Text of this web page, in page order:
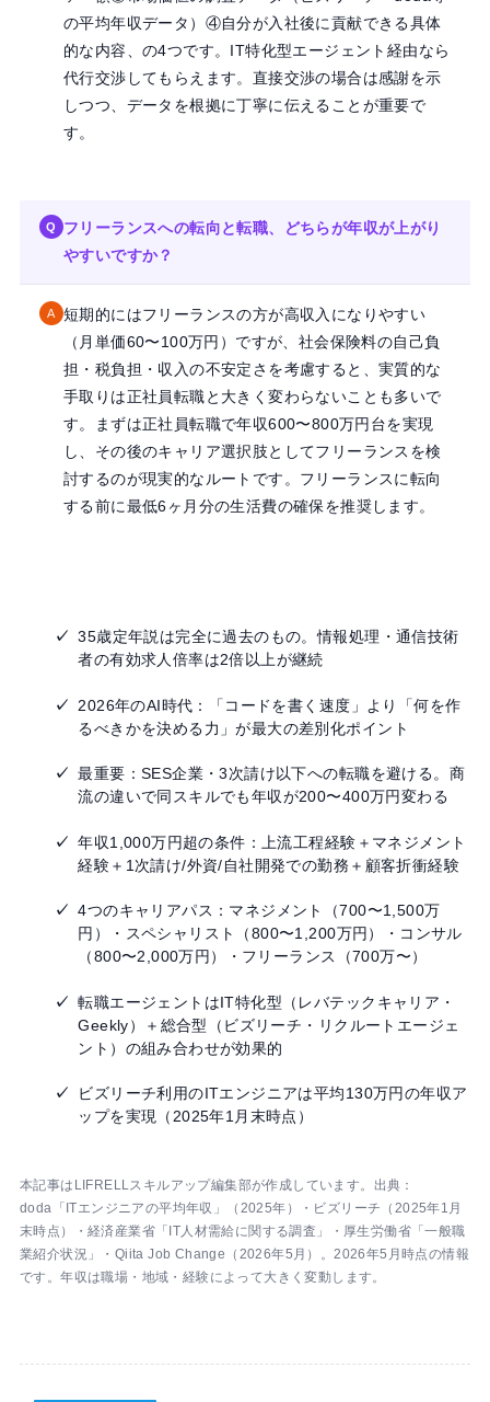
の平均年収データ）④自分が入社後に貢献できる具体
的な内容、の4つです。IT特化型エージェント経由なら
代行交渉してもらえます。直接交渉の場合は感謝を示
しつつ、データを根拠に丁寧に伝えることが重要で
す。
Q
フリーランスへの転向と転職、どちらが年収が上がり
やすいですか？
A
短期的にはフリーランスの方が高収入になりやすい
（月単価60〜100万円）ですが、社会保険料の自己負
担・税負担・収入の不安定さを考慮すると、実質的な
手取りは正社員転職と大きく変わらないことも多いで
す。まずは正社員転職で年収600〜800万円台を実現
し、その後のキャリア選択肢としてフリーランスを検
討するのが現実的なルートです。フリーランスに転向
する前に最低6ヶ月分の生活費の確保を推奨します。
35歳定年説は完全に過去のもの。情報処理・通信技術
者の有効求人倍率は2倍以上が継続
2026年のAI時代：「コードを書く速度」より「何を作
るべきかを決める力」が最大の差別化ポイント
最重要：SES企業・3次請け以下への転職を避ける。商
流の違いで同スキルでも年収が200〜400万円変わる
年収1,000万円超の条件：上流工程経験＋マネジメント
経験＋1次請け/外資/自社開発での勤務＋顧客折衝経験
4つのキャリアパス：マネジメント（700〜1,500万
円）・スペシャリスト（800〜1,200万円）・コンサル
（800〜2,000万円）・フリーランス（700万〜）
転職エージェントはIT特化型（レバテックキャリア・
Geekly）＋総合型（ビズリーチ・リクルートエージェ
ント）の組み合わせが効果的
ビズリーチ利用のITエンジニアは平均130万円の年収ア
ップを実現（2025年1月末時点）
本記事はLIFRELLスキルアップ編集部が作成しています。出典：
doda「ITエンジニアの平均年収」（2025年）・ビズリーチ（2025年1月
末時点）・経済産業省「IT人材需給に関する調査」・厚生労働省「一般職
業紹介状況」・Qiita Job Change（2026年5月）。2026年5月時点の情報
です。年収は職場・地域・経験によって大きく変動します。